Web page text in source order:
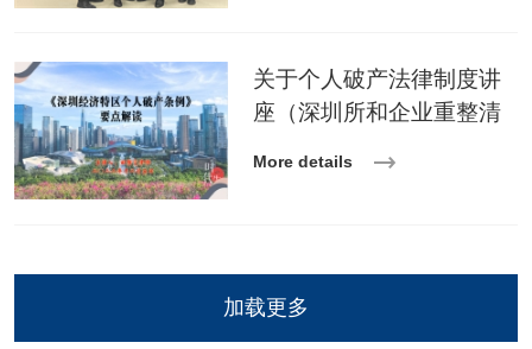
关于个人破产法律制度讲
座（深圳所和企业重整清
More details
加载更多